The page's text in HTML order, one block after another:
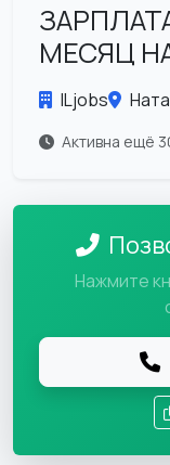
МЕСЯЦ
ILjobs
Активна ещё
Нажмите